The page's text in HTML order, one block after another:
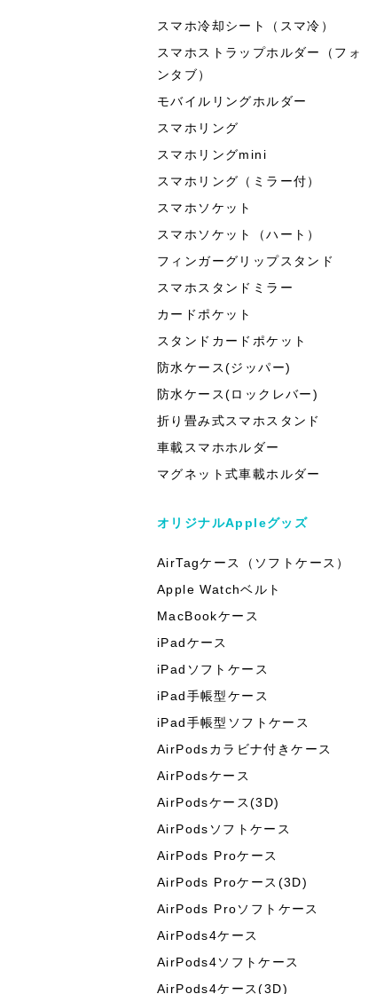
スマホ冷却シート（スマ冷）
スマホストラップホルダー（フォ
ンタブ）
モバイルリングホルダー
スマホリング
スマホリングmini
スマホリング（ミラー付）
スマホソケット
スマホソケット（ハート）
フィンガーグリップスタンド
スマホスタンドミラー
カードポケット
スタンドカードポケット
防水ケース(ジッパー)
防水ケース(ロックレバー)
折り畳み式スマホスタンド
車載スマホホルダー
マグネット式車載ホルダー
オリジナルAppleグッズ
AirTagケース（ソフトケース）
Apple Watchベルト
MacBookケース
iPadケース
iPadソフトケース
iPad手帳型ケース
iPad手帳型ソフトケース
AirPodsカラビナ付きケース
AirPodsケース
AirPodsケース(3D)
AirPodsソフトケース
AirPods Proケース
AirPods Proケース(3D)
AirPods Proソフトケース
AirPods4ケース
AirPods4ソフトケース
AirPods4ケース(3D)